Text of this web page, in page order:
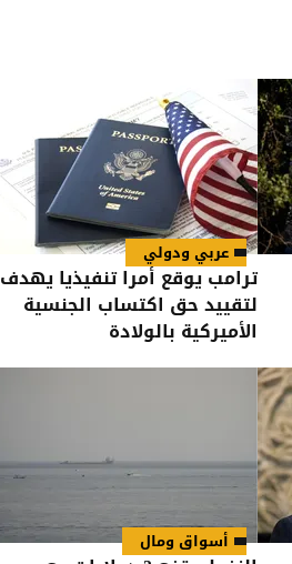
عربي ودولي
ترامب يوقع أمرا تنفيذيا يهدف
لتقييد حق اكتساب الجنسية
الأميركية بالولادة
أسواق ومال